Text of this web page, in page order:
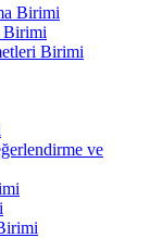
Birimi
Birimi
Birimi
ve